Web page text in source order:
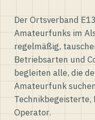
Der Ortsverband
Amateurfunks im
regelmäßig,
Betriebsarten und
begleiten alle, die
Amateurfunk
Technikbegeisterte,
Operator.